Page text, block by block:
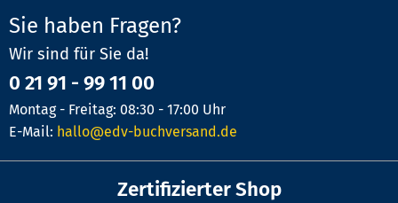
Sie haben Fragen?
Wir sind für Sie da!
0 21 91 - 99 11 00
Montag - Freitag: 08:30 - 17:00 Uhr
E-Mail: hallo@edv-buchversand.de
Zertifizierter Shop